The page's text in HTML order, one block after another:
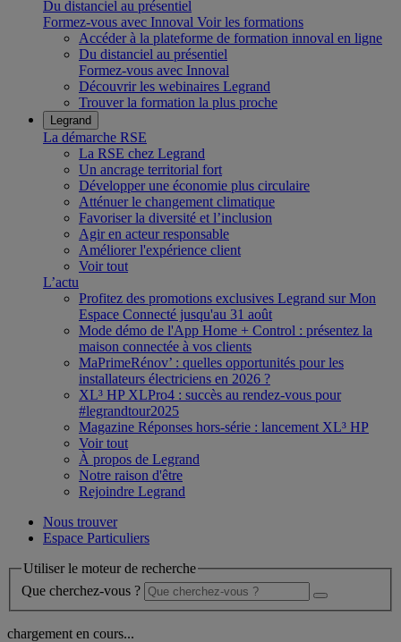
Du distanciel au présentiel
Formez-vous avec Innoval Voir les formations
Accéder à la plateforme de formation innoval en ligne
Du distanciel au présentiel
Formez-vous avec Innoval
Découvrir les webinaires Legrand
Trouver la formation la plus proche
Legrand
La démarche RSE
La RSE chez Legrand
Un ancrage territorial fort
Développer une économie plus circulaire
Atténuer le changement climatique
Favoriser la diversité et l’inclusion
Agir en acteur responsable
Améliorer l'expérience client
Voir tout
L’actu
Profitez des promotions exclusives Legrand sur Mon
Espace Connecté jusqu'au 31 août
Mode démo de l'App Home + Control : présentez la
maison connectée à vos clients
MaPrimeRénov’ : quelles opportunités pour les
installateurs électriciens en 2026 ?
XL³ HP XLPro4 : succès au rendez-vous pour
#legrandtour2025
Magazine Réponses hors-série : lancement XL³ HP
Voir tout
À propos de Legrand
Notre raison d'être
Rejoindre Legrand
Nous trouver
Espace Particuliers
Utiliser le moteur de recherche
Que cherchez-vous ?
chargement en cours...